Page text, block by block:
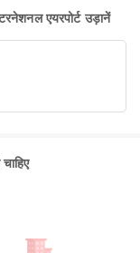
एयरपोर्ट उड़ानें